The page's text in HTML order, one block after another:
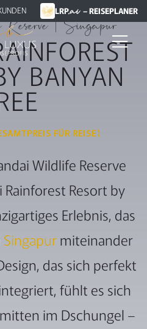
LRP.ai – REISEPLANER
| Singapur
BANYAN
FÜR REISE)
Wildlife Reserve
Resort by
Erlebnis, das
Singapurmiteinander
das sich perfekt
fühlt es sich
im Dschungel –